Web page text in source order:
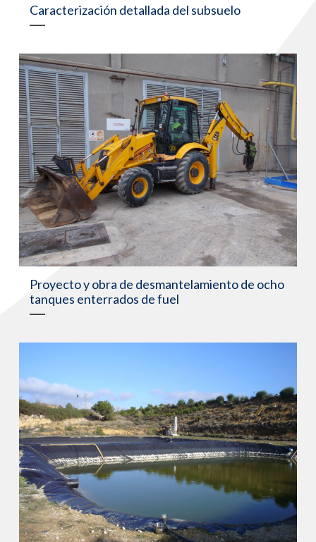
Caracterización detallada del subsuelo
Proyecto y obra de desmantelamiento de ocho
tanques enterrados de fuel